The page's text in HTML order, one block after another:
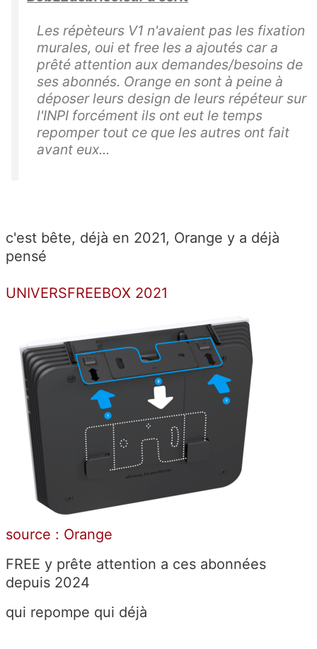
Les répèteurs V1 n'avaient pas les fixation
murales, oui et free les a ajoutés car a
prêté attention aux demandes/besoins de
ses abonnés. Orange en sont à peine à
déposer leurs design de leurs répéteur sur
l'INPI forcément ils ont eut le temps
repomper tout ce que les autres ont fait
avant eux...
c'est bête, déjà en 2021, Orange y a déjà
pensé
UNIVERSFREEBOX 2021
source : Orange
FREE y prête attention a ces abonnées
depuis 2024
qui repompe qui déjà